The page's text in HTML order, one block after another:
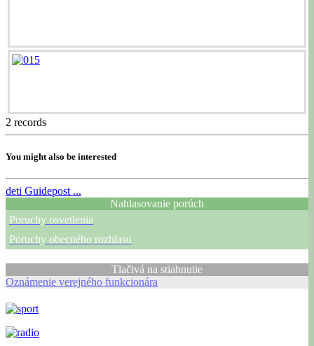
2 records
You might also be interested
deti Guidepost ...
Nahlasovanie porúch
Poruchy osvetlenia
Poruchy obecného rozhlasu
Tlačivá na stiahnutie
Oznámenie verejného funkcionára